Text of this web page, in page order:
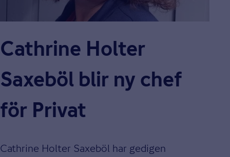
Cathrine Holter
Saxeböl blir ny chef
för Privat
Cathrine Holter Saxeböl har gedigen